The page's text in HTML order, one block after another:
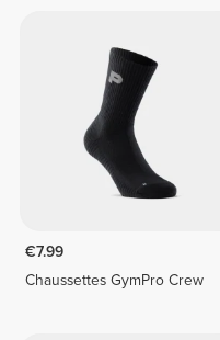
€7.99
Chaussettes GymPro Crew